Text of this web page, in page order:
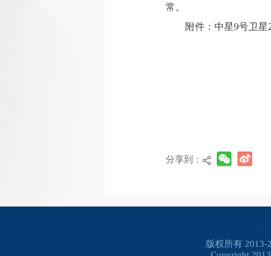
常。
附件： 中星9号卫星
分享到：
版权所有 2013-